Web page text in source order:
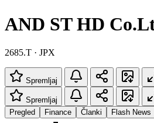
AND ST HD
2685.T · JPX
Spremljaj
Spremljaj
Pregled
Finance Članki Flash News